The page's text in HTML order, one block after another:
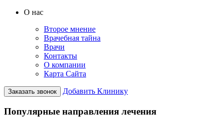
О нас
Второе мнение
Врачебная тайна
Врачи
Контакты
О компании
Карта Сайта
Заказать звонок Добавить Клинику
Популярные направления лечения